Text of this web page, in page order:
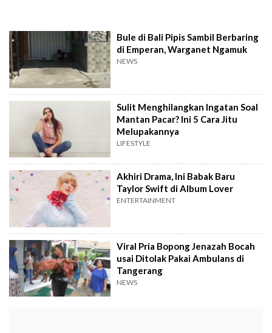
Bule di Bali Pipis Sambil Berbaring
di Emperan, Warganet Ngamuk
NEWS
Sulit Menghilangkan Ingatan Soal
Mantan Pacar? Ini 5 Cara Jitu
Melupakannya
LIFESTYLE
Akhiri Drama, Ini Babak Baru
Taylor Swift di Album Lover
ENTERTAINMENT
Viral Pria Bopong Jenazah Bocah
usai Ditolak Pakai Ambulans di
Tangerang
NEWS